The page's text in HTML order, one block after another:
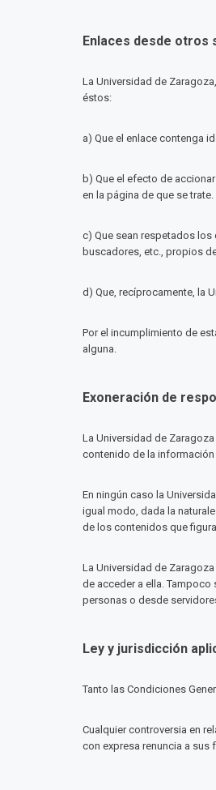
Enlaces desde otros
La Universidad de
éstos:
a) Que el enlace contenga
b) Que el efecto de
en la página de que se trate.
c) Que sean respetados
buscadores, etc., propios
d) Que, recíprocamente, la
Por el incumplimiento de
alguna.
Exoneración de
La Universidad de
contenido de la
En ningún caso la
igual modo, dada la
de los contenidos que
La Universidad de
de acceder a ella.
personas o desde
Ley y jurisdicción
Tanto las Condiciones
Cualquier controversia en
con expresa renuncia a sus